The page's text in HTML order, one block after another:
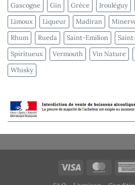
Gascogne
Gin Grèce Irouléguy
Limoux
Liqueur Madiran
Rhum
Rueda Saint-Emilion
Spiritueux
Vermouth Vin Nature
Whisky
Visa